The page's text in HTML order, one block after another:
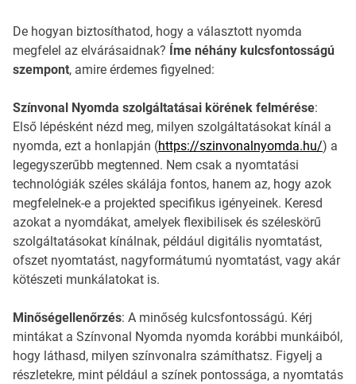
De hogyan biztosíthatod, hogy a választott nyomda
megfelel az elvárásaidnak? Íme néhány kulcsfontosságú
szempont, amire érdemes figyelned:
Színvonal Nyomda szolgáltatásai körének felmérése:
Első lépésként nézd meg, milyen szolgáltatásokat kínál a
nyomda, ezt a honlapján (https://szinvonalnyomda.hu/) a
legegyszerűbb megtenned. Nem csak a nyomtatási
technológiák széles skálája fontos, hanem az, hogy azok
megfelelnek-e a projekted specifikus igényeinek. Keresd
azokat a nyomdákat, amelyek flexibilisek és széleskörű
szolgáltatásokat kínálnak, például digitális nyomtatást,
ofszet nyomtatást, nagyformátumú nyomtatást, vagy akár
kötészeti munkálatokat is.
Minőségellenőrzés: A minőség kulcsfontosságú. Kérj
mintákat a Színvonal Nyomda nyomda korábbi munkáiból,
hogy láthasd, milyen színvonalra számíthatsz. Figyelj a
részletekre, mint például a színek pontossága, a nyomtatás